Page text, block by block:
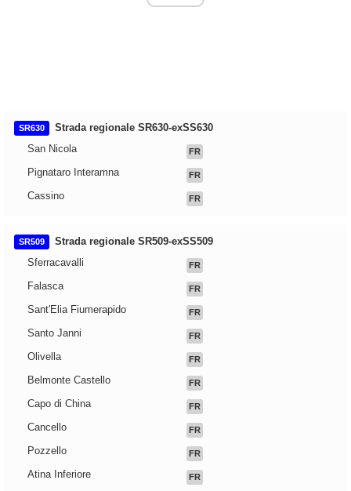
SR630
Strada regionale SR630-exSS630
San Nicola
FR
Pignataro Interamna FR
Cassino FR
SR509
Strada regionale SR509-exSS509
Sferracavalli
FR
Falasca FR
Sant'Elia Fiumerapido FR
Santo Janni FR
Olivella FR
Belmonte Castello FR
Capo di China FR
Cancello FR
Pozzello FR
Atina Inferiore FR